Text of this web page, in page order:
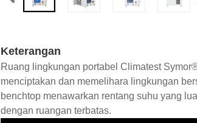
Keterangan
Ruang lingkungan portabel Climatest
menciptakan dan memelihara lingkungan
benchtop menawarkan rentang suhu yang
dengan ruangan terbatas.